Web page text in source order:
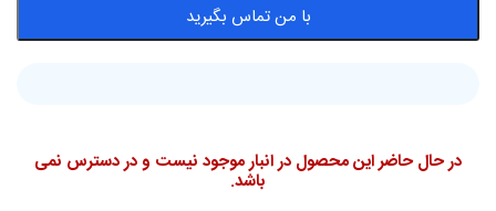
با من تماس بگیرید
در حال حاضر این محصول در انبار موجود نیست و در دسترس نمی
باشد.